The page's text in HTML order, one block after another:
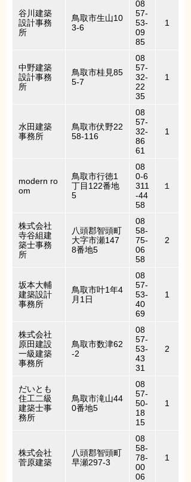
谷川建築
設計事務
所
鳥取市生山10
3-6
08
57-
53-
09
85
1
中野建築
設計事務
所
鳥取市桂見85
5-7
08
57-
32-
22
35
1
水田建築
事務所
鳥取市伏野22
58-116
08
57-
32-
86
61
1
modern ro
om
鳥取市行徳1
丁目122番地
5
08
0-6
311
-44
58
１
株式会社
寺谷組建
築士事務
所
八頭郡智頭町
大字市瀬147
8番地5
08
58-
75-
06
58
2
坂本大輔
建築設計
事務所
鳥取市叶1年4
月1日
08
57-
53-
40
69
1
株式会社
原田建設
一級建築
事務所
鳥取市数津62
-2
08
57-
53-
43
31
2
だいとも
住工二級
建築士事
務所
鳥取市滝山44
0番地5
08
57-
50-
18
15
1
株式会社
菅原建築
八頭郡智頭町
早瀬297-3
08
58-
78-
00
06
1